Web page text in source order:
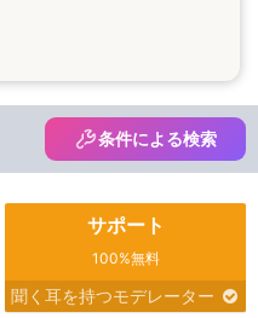
条件による検索
サポート
100%無料
聞く耳を持つモデレーター